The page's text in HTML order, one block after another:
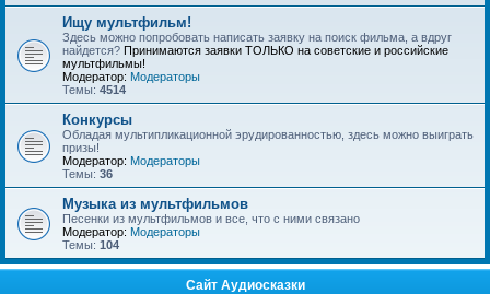
Ищу мультфильм!
Здесь можно попробовать написать заявку на поиск фильма, а вдруг
найдется? Принимаются заявки ТОЛЬКО на советские и российские
мультфильмы!
Модератор: Модераторы
Темы: 4514
Конкурсы
Обладая мультипликационной эрудированностью, здесь можно выиграть
призы!
Модератор: Модераторы
Темы: 36
Музыка из мультфильмов
Песенки из мультфильмов и все, что с ними связано
Модератор: Модераторы
Темы: 104
Сайт Аудиосказки